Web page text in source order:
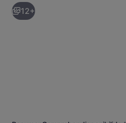
a
la
página
12+